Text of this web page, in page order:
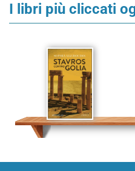
I libri più cliccati